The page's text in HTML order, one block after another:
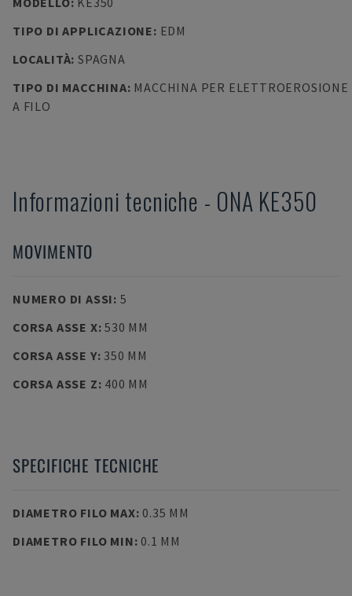
TIPO DI APPLICAZIONE: EDM
LOCALITÀ: SPAGNA
TIPO DI MACCHINA: MACCHINA PER ELETTROEROSIONE
A FILO
Informazioni tecniche - ONA KE350
MOVIMENTO
NUMERO DI ASSI: 5
CORSA ASSE X:530 MM
CORSA ASSE Y: 350 MM
CORSA ASSE Z: 400 MM
SPECIFICHE TECNICHE
DIAMETRO FILO MAX: 0.35 MM
DIAMETRO FILO MIN: 0.1 MM